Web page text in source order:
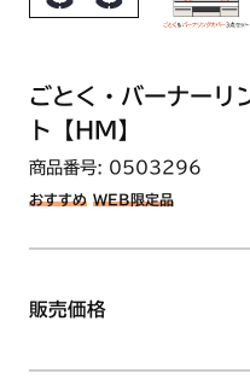
ごとく・バーナー
ト【HM】
商品番号: 0503296
おすすめ WEB限定品
販売価格